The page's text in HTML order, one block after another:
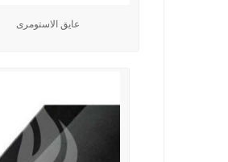
عایق الاستومری